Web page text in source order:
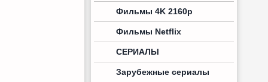
Фильмы 4K 2160p
Фильмы Netflix
СЕРИАЛЫ
Зарубежные сериалы